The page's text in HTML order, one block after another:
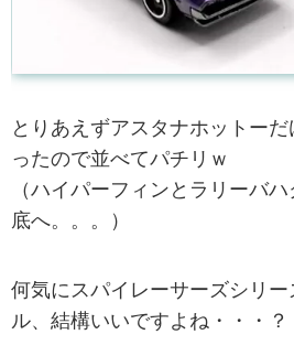
とりあえずアスタナホットー
ったので並べてパチリｗ
（ハイパーフィンとラリーバ
底へ。。。）
何気にスパイレーサーズシリ
ル、結構いいですよね・・・？